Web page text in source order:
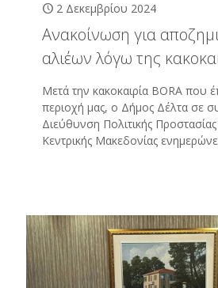
2 Δεκεμβρίου 2024
Ανακοίνωση για
αλιέων λόγω της
Μετά την κακοκαιρία BORA που
περιοχή μας, ο Δήμος Δέλτα σε
Διεύθυνση Πολιτικής
Κεντρικής Μακεδονίας